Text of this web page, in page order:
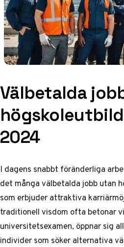
Välbetalda
2024
I dagens snabbt föränderliga
det många välbetalda jobb utan
som erbjuder attraktiva
traditionell visdom ofta betonar
universitetsexamen, öppnar sig
individer som söker alternativa